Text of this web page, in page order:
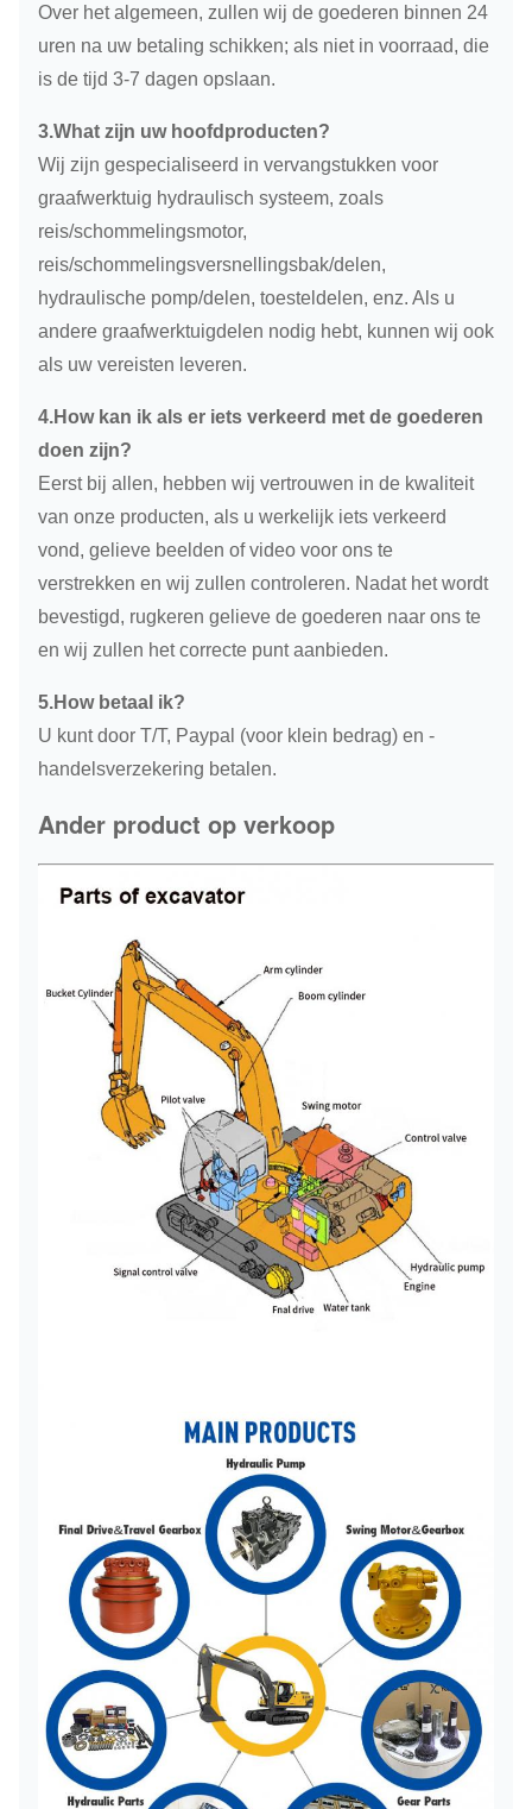
Over het algemeen, zullen wij de goederen binnen 24
uren na uw betaling schikken; als niet in voorraad, die
is de tijd 3-7 dagen opslaan.
3.What zijn uw hoofdproducten?
Wij zijn gespecialiseerd in vervangstukken voor
graafwerktuig hydraulisch systeem, zoals
reis/schommelingsmotor,
reis/schommelingsversnellingsbak/delen,
hydraulische pomp/delen, toesteldelen, enz. Als u
andere graafwerktuigdelen nodig hebt, kunnen wij ook
als uw vereisten leveren.
4.How kan ik als er iets verkeerd met de goederen
doen zijn?
Eerst bij allen, hebben wij vertrouwen in de kwaliteit
van onze producten, als u werkelijk iets verkeerd
vond, gelieve beelden of video voor ons te
verstrekken en wij zullen controleren. Nadat het wordt
bevestigd, rugkeren gelieve de goederen naar ons te
en wij zullen het correcte punt aanbieden.
5.How betaal ik?
U kunt door T/T, Paypal (voor klein bedrag) en -
handelsverzekering betalen.
Ander product op verkoop